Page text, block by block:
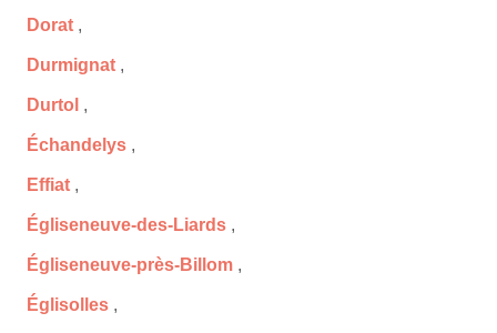
Dorat ,
Durmignat ,
Durtol ,
Échandelys ,
Effiat ,
Égliseneuve-des-Liards ,
Égliseneuve-près-Billom ,
Églisolles ,